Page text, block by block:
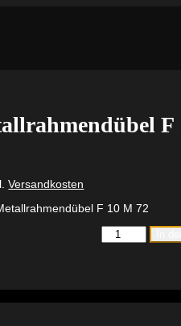
F
Versandkosten
F 10 M 72
fischer